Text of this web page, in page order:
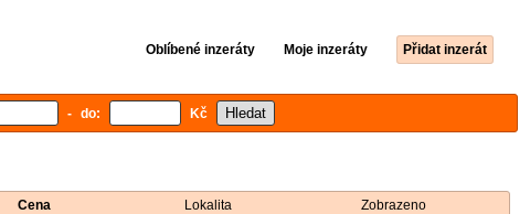
Oblíbené inzeráty Moje inzeráty Přidat inzerát
- do: Kč
Cena Lokalita Zobrazeno